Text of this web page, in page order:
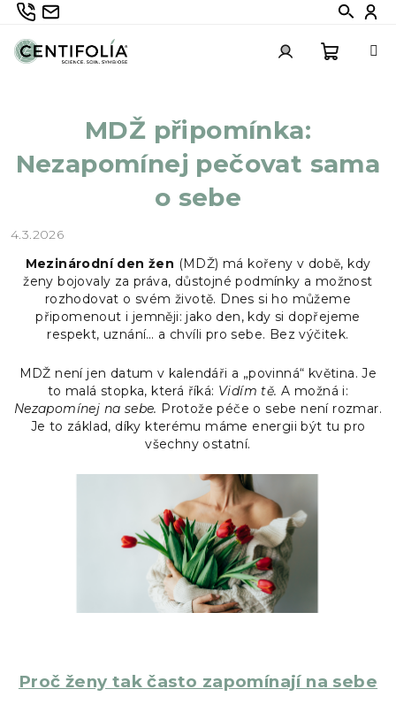
Přejít
obsah
735 336 882
info@centifolia.cz Hledat
MDŽ připomínka:
Nezapomínej pečovat sama
o sebe
4.3.2026
Mezinárodní den žen (MDŽ) má kořeny v době, kdy
ženy bojovaly za práva, důstojné podmínky a možnost
rozhodovat o svém životě. Dnes si ho můžeme
připomenout i jemněji: jako den, kdy si dopřejeme
respekt, uznání… a chvíli pro sebe. Bez výčitek.
MDŽ není jen datum v kalendáři a „povinná“ květina. Je
to malá stopka, která říká: Vidím tě. A možná i:
Nezapomínej na sebe. Protože péče o sebe není rozmar.
Je to základ, díky kterému máme energii být tu pro
všechny ostatní.
Proč ženy tak často zapomínají na sebe